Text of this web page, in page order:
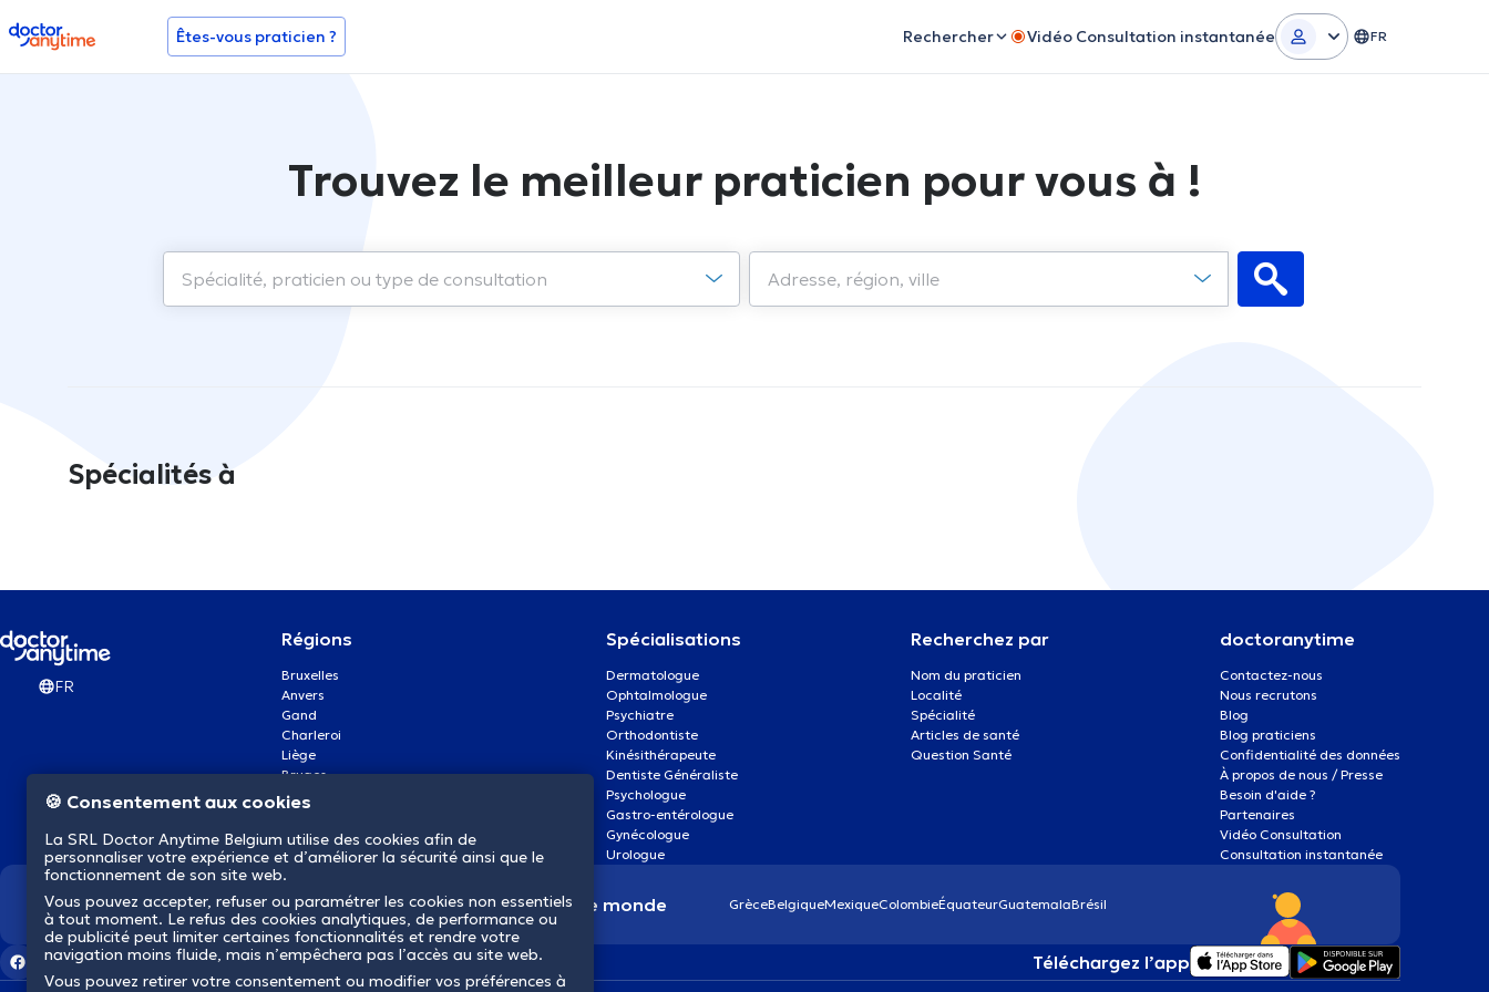
doctoranytime Êtes-vous praticien ? Rechercher Vidéo Consultation instantanée FR
Trouvez le meilleur praticien pour vous à !
Spécialités à
FR
Régions
Bruxelles
Anvers
Gand
Charleroi
Liège
Bruges
Namur
Mons
Aalst Flandre-Orientale
Spécialisations
Dermatologue
Ophtalmologue
Psychiatre
Orthodontiste
Kinésithérapeute
Dentiste Généraliste
Psychologue
Gastro-entérologue
Gynécologue
Urologue
Recherchez par
Nom du praticien
Localité
Spécialité
Articles de santé
Question Santé
doctoranytime
Contactez-nous
Nous recrutons
Blog
Blog praticiens
Confidentialité des données
À propos de nous / Presse
Besoin d'aide ?
Partenaires
Vidéo Consultation
Consultation instantanée
Nous révolutionnons la santé dans le monde GrèceBelgiqueMexiqueColombieÉquateurGuatemalaBrésil
Téléchargez l’app
🍪 Consentement aux cookies
La SRL Doctor Anytime Belgium utilise des cookies afin de
personnaliser votre expérience et d’améliorer la sécurité ainsi que le
fonctionnement de son site web.
Vous pouvez accepter, refuser ou paramétrer les cookies non essentiels
à tout moment. Le refus des cookies analytiques, de performance ou
de publicité peut limiter certaines fonctionnalités et rendre votre
navigation moins fluide, mais n’empêchera pas l’accès au site web.
Vous pouvez retirer votre consentement ou modifier vos préférences à